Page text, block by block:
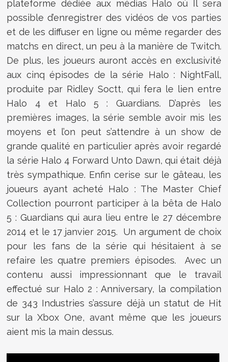
plateforme dédiée aux médias Halo où Il sera
possible d’enregistrer des vidéos de vos parties
et de les diffuser en ligne ou même regarder des
matchs en direct, un peu à la manière de Twitch.
De plus, les joueurs auront accès en exclusivité
aux cinq épisodes de la série Halo : NightFall,
produite par Ridley Soctt, qui fera le lien entre
Halo 4 et Halo 5 : Guardians. D’après les
premières images, la série semble avoir mis les
moyens et l’on peut s’attendre à un show de
grande qualité en particulier après avoir regardé
la série Halo 4 Forward Unto Dawn, qui était déjà
très sympathique. Enfin cerise sur le gâteau, les
joueurs ayant acheté Halo : The Master Chief
Collection pourront participer à la bêta de Halo
5 : Guardians qui aura lieu entre le 27 décembre
2014 et le 17 janvier 2015. Un argument de choix
pour les fans de la série qui hésitaient à se
refaire les quatre premiers épisodes. Avec un
contenu aussi impressionnant que le travail
effectué sur Halo 2 : Anniversary, la compilation
de 343 Industries s’assure déjà un statut de Hit
sur la Xbox One, avant même que les joueurs
aient mis la main dessus.